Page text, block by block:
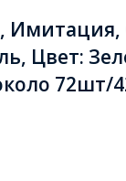
Имитация,
Цвет:
72шт/